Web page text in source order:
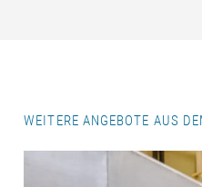
WEITERE ANGEBOTE AUS